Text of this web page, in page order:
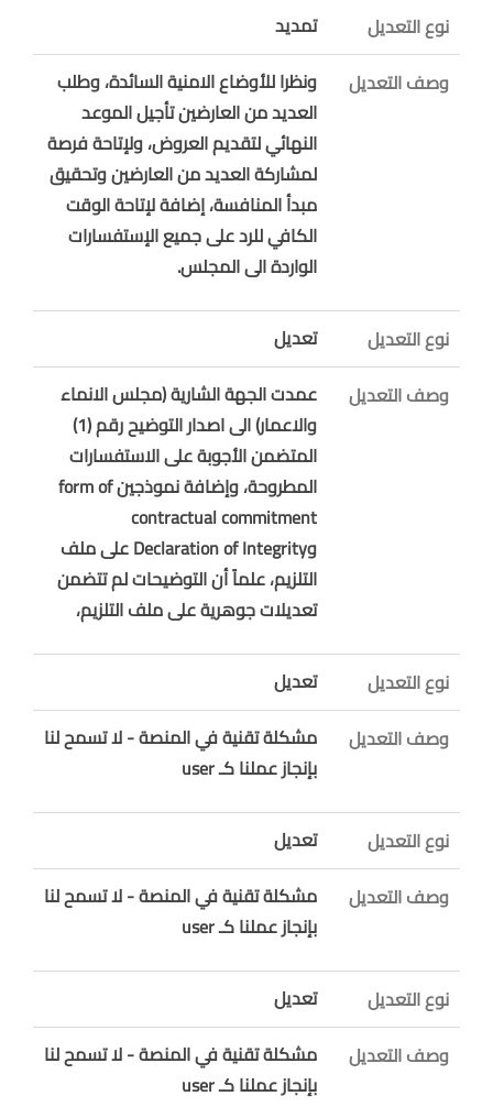
نوع التعديل
تمديد
وصف التعديل
ونظرا للأوضاع الامنية السائدة، وطلب
العديد من العارضين تأجيل الموعد
النهائي لتقديم العروض، ولإتاحة فرصة
لمشاركة العديد من العارضين وتحقيق
مبدأ المنافسة، إضافة لإتاحة الوقت
الكافي للرد على جميع الإستفسارات
الواردة الى المجلس.
نوع التعديل
تعديل
وصف التعديل
عمدت الجهة الشارية (مجلس الانماء
والاعمار) الى اصدار التوضيح رقم (1)
المتضمن الأجوبة على الاستفسارات
المطروحة، وإضافة نموذجين form of
contractual commitment
وDeclaration of Integrity على ملف
التلزيم،علماً أن التوضيحات لم تتضمن
تعديلات جوهرية على ملف التلزيم،
نوع التعديل
تعديل
وصف التعديل
مشكلة تقنية في المنصة - لا تسمح لنا
بإنجاز عملنا كـ user
نوع التعديل
تعديل
وصف التعديل
مشكلة تقنية في المنصة - لا تسمح لنا
بإنجاز عملنا كـ user
نوع التعديل
تعديل
وصف التعديل
مشكلة تقنية في المنصة - لا تسمح لنا
بإنجاز عملنا كـ user